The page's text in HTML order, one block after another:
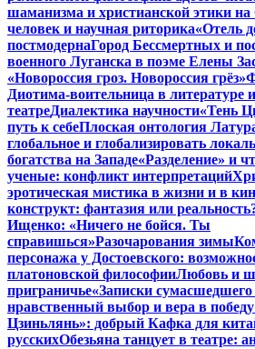
шаманизма и христианской этики
человек и научная риторика«Отель
постмодернаГород Бессмертных и
военного Луганска в поэме Елены
«Новороссия гроз. Новороссия грёз»
Диотима-воительница в литературе
театреДиалектика научности«Тень
путь к себеПлоская онтология
глобальное и глобализировать
богатства на Западе«Разделение» и
ученые: конфликт интерпретаций
эротическая мистика в жизни и в
конструкт: фантазия или
Ищенко: «Ничего не бойся. Ты
справишься»Разочарования зимы
персонажа у Достоевского:
платоновской философииЛюбовь и
приграничье«Записки
нравственный выбор и вера в победу
Цзиньлянь»: добрый Кафка для
русскихОбезьяна танцует в театре: